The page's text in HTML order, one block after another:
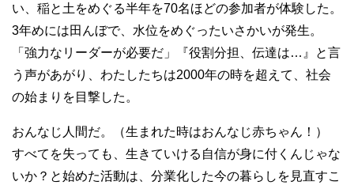
い、稲と土をめぐる半年を70名ほどの参加者が体験した。
3年めには田んぼで、水位をめぐったいさかいが発生。
「強力なリーダーが必要だ」『役割分担、伝達は…』と言
う声があがり、わたしたちは2000年の時を超えて、社会
の始まりを目撃した。
おんなじ人間だ。（生まれた時はおんなじ赤ちゃん！）
すべてを失っても、生きていける自信が身に付くんじゃな
いか？と始めた活動は、分業化した今の暮らしを見直すこ